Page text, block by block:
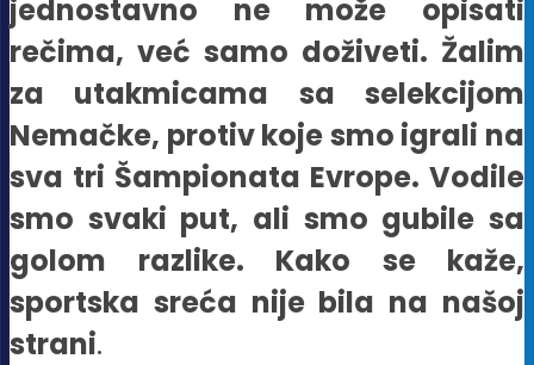
jednostavno ne može opisati
rečima, već samo doživeti. Žalim
za utakmicama sa selekcijom
Nemačke, protiv koje smo igrali na
sva tri Šampionata Evrope. Vodile
smo svaki put, ali smo gubile sa
golom razlike. Kako se kaže,
sportska sreća nije bila na našoj
strani.